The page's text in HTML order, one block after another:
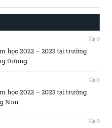
0
học 2022 – 2023 tại trường
Dương
0
học 2022 – 2023 tại trường
Non
0